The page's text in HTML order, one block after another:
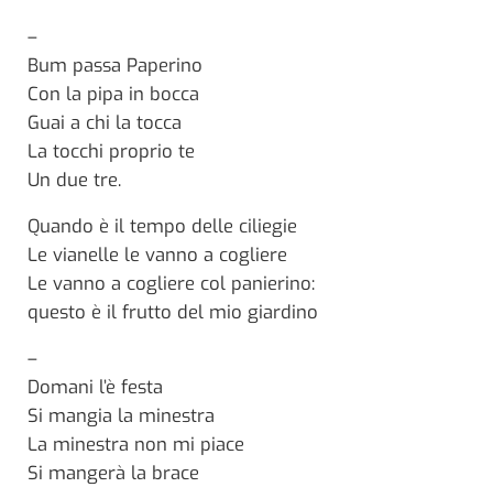
–
Bum passa Paperino
Con la pipa in bocca
Guai a chi la tocca
La tocchi proprio te
Un due tre.
Quando è il tempo delle ciliegie
Le vianelle le vanno a cogliere
Le vanno a cogliere col panierino:
questo è il frutto del mio giardino
–
Domani l’è festa
Si mangia la minestra
La minestra non mi piace
Si mangerà la brace